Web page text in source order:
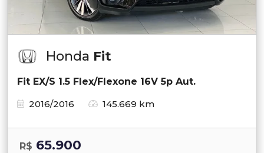
Honda Fit
Fit EX/S 1.5 Flex/Flexone 16V 5p Aut.
2016/2016
145.669 km
R$ 65.900